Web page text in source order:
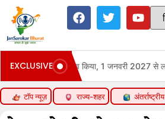
EXCLUSIVE
किया, 1 जनवरी 2027 से लागू होंगे
टॉप न्यूज़ राज्य-शहर अंतर्राष्ट्रीय